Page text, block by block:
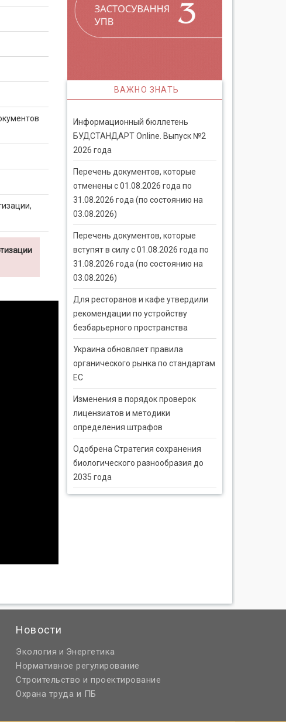
ВАЖНО ЗНАТЬ
Информационный бюллетень
БУДСТАНДАРТ Online. Выпуск №2
2026 года
Перечень документов, которые
отменены с 01.08.2026 года по
31.08.2026 года (по состоянию на
03.08.2026)
Перечень документов, которые
вступят в силу с 01.08.2026 года по
31.08.2026 года (по состоянию на
03.08.2026)
Для ресторанов и кафе утвердили
рекомендации по устройству
безбарьерного пространства
Украина обновляет правила
органического рынка по стандартам
ЕС
Изменения в порядок проверок
лицензиатов и методики
определения штрафов
Одобрена Стратегия сохранения
биологического разнообразия до
2035 года
Новости
Экология и Энергетика
Нормативное регулирование
Строительство и проектирование
Охрана труда и ПБ